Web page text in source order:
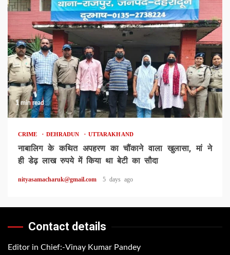
1 min read
CRIME DEHRADUN UTTARAKHAND
नाबालिग के कथित अपहरण का चौंकाने वाला खुलासा, मां ने
ही डेढ़ लाख रुपये में किया था बेटी का सौदा
nityasamacharuk@gmail.com 5 days ago
Contact details
Editor in Chief:-Vinay Kumar Pandey